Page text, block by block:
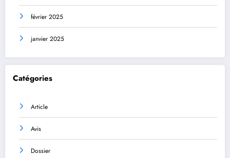
février 2025
janvier 2025
Catégories
Article
Avis
Dossier